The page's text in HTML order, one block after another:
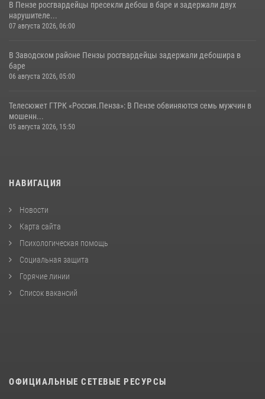
В Пензе росгвардейцы пресекли дебош в баре и задержали двух
нарушителе...
07 августа 2026, 06:00
В Заводском районе Пензы росгвардейцы задержали дебошира в
баре
06 августа 2026, 05:00
Телесюжет ГТРК «Россия.Пенза»: В Пензе обвиняются семь мужчин в
мошенн...
05 августа 2026, 15:50
НАВИГАЦИЯ
Новости
Карта сайта
Психологическая помощь
Социальная защита
Горячие линии
Список вакансий
ОФИЦИАЛЬНЫЕ СЕТЕВЫЕ РЕСУРСЫ